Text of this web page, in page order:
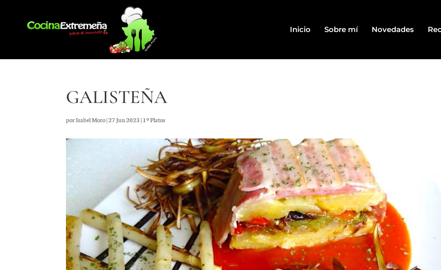
Inicio Sobre mí Novedades
GALISTEÑA
porIsabel Moro|27 Jun 2023|1º Platos